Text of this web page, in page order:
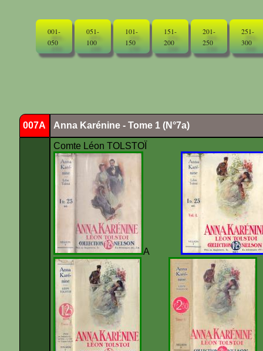
001-
050
051-
100
101-
150
151-
200
201-
250
251-
300
007A Anna Karénine - Tome 1 (N°7a)
Comte Léon TOLSTOÏ
A